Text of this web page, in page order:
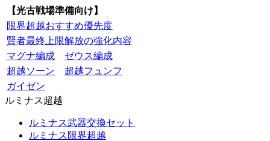
【光古戦場準備向け】
限界超越おすすめ優先度
賢者最終上限解放の強化内容
マグナ編成
ゼウス編成
超越ソーン
超越フュンフ
ガイゼン
ルミナス超越
ルミナス武器交換セット
ルミナス限界超越